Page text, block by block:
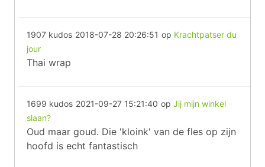
1907 kudos 2018-07-28 20:26:51 op Krachtpatser du
jour
Thai wrap
1699 kudos 2021-09-27 15:21:40 op Jij mijn winkel
slaan?
Oud maar goud. Die 'kloink' van de fles op zijn
hoofd is echt fantastisch